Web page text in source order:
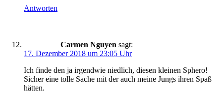
Antworten
Carmen Nguyen sagt:
17. Dezember 2018 um 23:05 Uhr
Ich finde den ja irgendwie niedlich, diesen kleinen Sphero!
Sicher eine tolle Sache mit der auch meine Jungs ihren Spaß
hätten.